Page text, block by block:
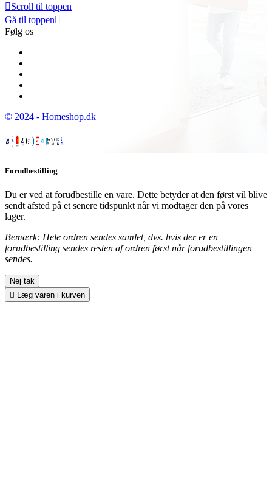
Scroll til toppen
Gå til toppen
Følg os
© 2024 - Homeshop.dk
Forudbestilling
Du er ved at forudbestille en vare. Dette betyder at den først vil blive
sendt afsted på et senere tidspunkt når vi modtager den på vores
lager.
Bemærk: Hele ordren sendes samlet, dvs. hvis der er en
forudbestilling sendes resten af ordren først når forudbestillingen
sendes.
Nej tak
 Læg varen i kurven